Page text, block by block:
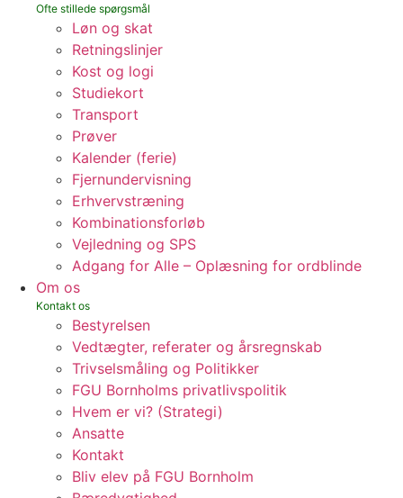
Løn og skat
Retningslinjer
Kost og logi
Studiekort
Transport
Prøver
Kalender (ferie)
Fjernundervisning
Erhvervstræning
Kombinationsforløb
Vejledning og SPS
Adgang for Alle – Oplæsning for ordblinde
Om os
Bestyrelsen
Vedtægter, referater og årsregnskab
Trivselsmåling og Politikker
FGU Bornholms privatlivspolitik
Hvem er vi? (Strategi)
Ansatte
Kontakt
Bliv elev på FGU Bornholm